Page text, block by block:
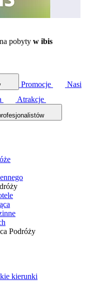
pobyty w ibis
Promocje
Nasi
Atrakcje
Podróży
kierunki